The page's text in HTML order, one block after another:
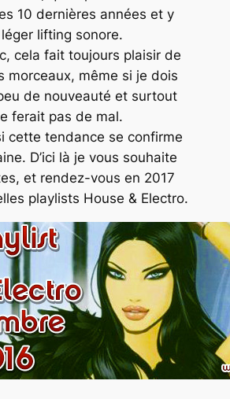
10 dernières années et y
lifting sonore.
cela fait toujours plaisir de
morceaux, même si je dois
de nouveauté et surtout
ferait pas de mal.
cette tendance se confirme
D’ici là je vous souhaite
et rendez-vous en 2017
playlists House & Electro.